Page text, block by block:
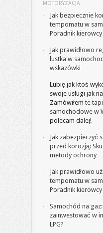
MOTORYZACJA
Jak bezpiecznie
tempomatu w
Poradnik kierowcy
Jak prawidłowo
lustka w
wskazówki
Lubię jak ktoś
swoje usługi jak
Zamówiłem te
samochodowe w
polecam dalej!
Jak zabezpieczyć
przed korozją:
metody ochrony
Jak prawidłowo
tempomatu w
Poradnik kierowcy
Samochód na
zainwestować w
LPG?